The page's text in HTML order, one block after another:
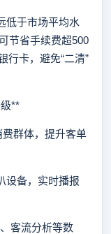
于市场平均水
节省手续费超500
行卡，避免“二清”
**
群体，提升客单
备，实时播报
客流分析等数